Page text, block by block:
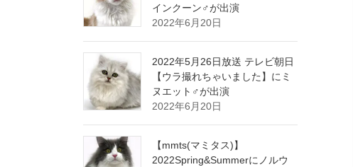
インクーン♂が出演
2022年6月20日
2022年5月26日放送 テレビ朝日
【ウラ撮れちゃいました】にミ
ヌエット♂が出演
2022年6月20日
【mmts(マミタス)】
2022Spring&Summerにノルウ